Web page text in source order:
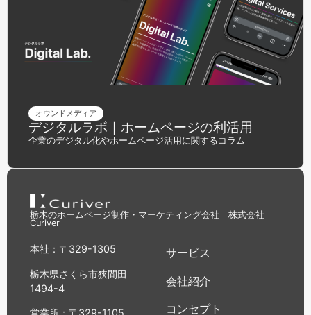
オウンドメディア
デジタルラボ｜ホームページの利活用
企業のデジタル化やホームページ活用に関するコラム
栃木のホームページ制作・マーケティング会社｜株式会社
Curiver
本社：〒329-1305
栃木県さくら市狭間田
1494-4
サービス
会社紹介
コンセプト